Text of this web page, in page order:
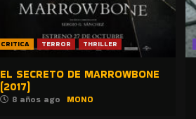
CRITICA TERROR THRILLER
EL SECRETO DE MARROWBONE
(2017)
8 años ago MONO